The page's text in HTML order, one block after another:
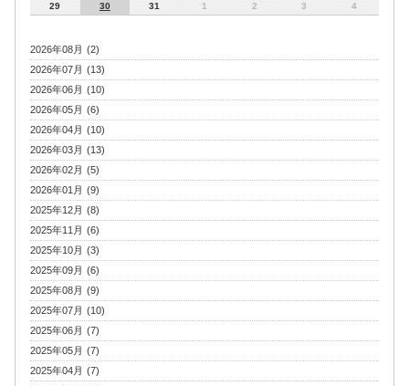
29
30 31 1 2 3 4
2026年08月 (2)
2026年07月 (13)
2026年06月 (10)
2026年05月 (6)
2026年04月 (10)
2026年03月 (13)
2026年02月 (5)
2026年01月 (9)
2025年12月 (8)
2025年11月 (6)
2025年10月 (3)
2025年09月 (6)
2025年08月 (9)
2025年07月 (10)
2025年06月 (7)
2025年05月 (7)
2025年04月 (7)